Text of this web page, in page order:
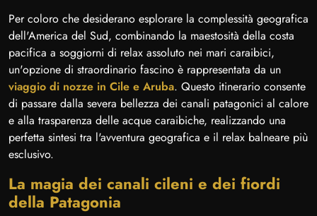
Per coloro che desiderano esplorare la complessità geografica
dell'America del Sud, combinando la maestosità della costa
pacifica a soggiorni di relax assoluto nei mari caraibici,
un'opzione di straordinario fascino è rappresentata da un
viaggio di nozze in Cile e Aruba. Questo itinerario consente
di passare dalla severa bellezza dei canali patagonici al calore
e alla trasparenza delle acque caraibiche, realizzando una
perfetta sintesi tra l'avventura geografica e il relax balneare più
esclusivo.
La magia dei canali cileni e dei fiordi
della Patagonia